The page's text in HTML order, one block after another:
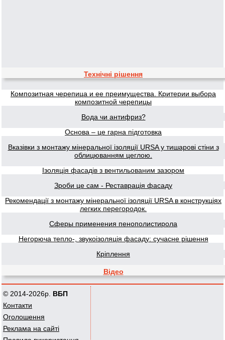
Технічні рішення
Композитная черепица и ее преимущества. Критерии выбора
композитной черепицы
Вода чи антифриз?
Основа – це гарна підготовка
Вказівки з монтажу мінеральної ізоляції URSA у тишарові стіни з
облицюванням цеглою.
Ізоляція фасадів з вентильованим зазором
Зроби це сам - Реставрація фасаду
Рекомендації з монтажу мінеральної ізоляції URSA в конструкціях
легких перегородок.
Сферы применения пенополистирола
Негорюча тепло-, звукоізоляція фасаду: сучасне рішення
Кріплення
Відео
© 2014-2026р. ВБП
Контакти
Оголошення
Реклама на сайті